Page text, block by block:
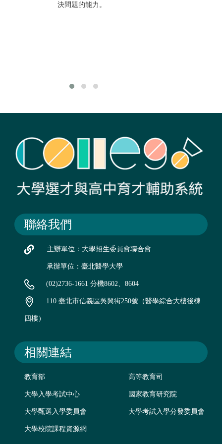
決問題的能力。
聯絡我們
主辦單位：大學招生委員會聯合會
承辦單位：臺北醫學大學
(02)2736-1661 分機8602、8604
110 臺北市信義區吳興街250號（醫學綜合大樓後棟
四樓）
相關連結
教育部 高等教育司
大學入學考試中心 國家教育研究院
大學甄選入學委員會 大學考試入學分發委員會
大學校院課程資源網